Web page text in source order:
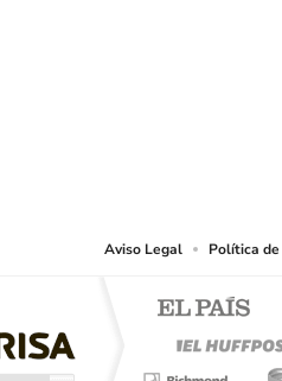
Aviso Legal Política